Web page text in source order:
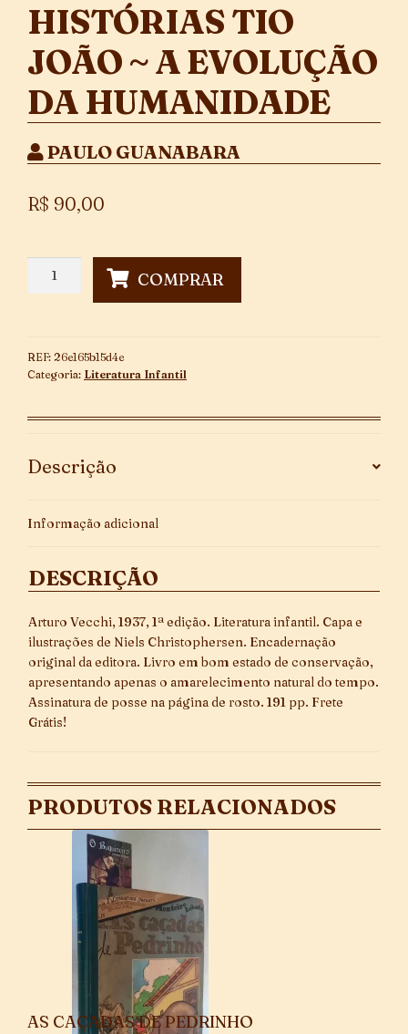
HISTÓRIAS TIO
JOÃO ~ A EVOLUÇÃO
DA HUMANIDADE
PAULO GUANABARA
R$ 90,00
Evolução
COMPRAR
REF: 26e165b15d4e
Categoria: Literatura Infantil
Descrição
Informação adicional
DESCRIÇÃO
Arturo Vecchi, 1937, 1ª edição. Literatura infantil. Capa e
ilustrações de Niels Christophersen. Encadernação
original da editora. Livro em bom estado de conservação,
apresentando apenas o amarelecimento natural do tempo.
Assinatura de posse na página de rosto. 191 pp. Frete
Grátis!
PRODUTOS RELACIONADOS
AS CAÇADAS DE PEDRINHO